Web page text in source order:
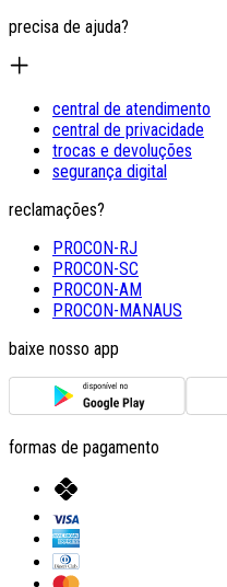
precisa de ajuda?
central de atendimento
central de privacidade
trocas e devoluções
segurança digital
reclamações?
PROCON-RJ
PROCON-SC
PROCON-AM
PROCON-MANAUS
baixe nosso app
formas de pagamento